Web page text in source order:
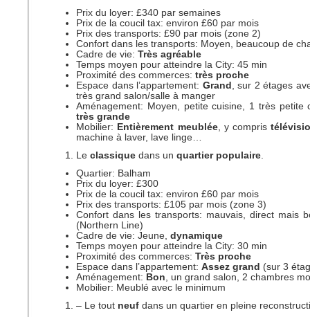
Prix du loyer: £340 par semaines
Prix de la coucil tax: environ £60 par mois
Prix des transports: £90 par mois (zone 2)
Confort dans les transports: Moyen, beaucoup de
Cadre de vie: Très agréable
Temps moyen pour atteindre la City: 45 min
Proximité des commerces: très proche
Espace dans l’appartement: Grand , sur 2 étages
très grand salon/salle à manger
Aménagement: Moyen, petite cuisine, 1 très
très grande
Mobilier: Entièrement meublée, y compris
machine à laver, lave linge…
Le classique dans un quartier populaire.
Quartier: Balham
Prix du loyer: £300
Prix de la coucil tax: environ £60 par mois
Prix des transports: £105 par mois (zone 3)
Confort dans les transports: mauvais, direct mais
(Northern Line)
Cadre de vie: Jeune, dynamique
Temps moyen pour atteindre la City: 30 min
Proximité des commerces: Très proche
Espace dans l’appartement: Assez grand (sur 3
Aménagement: Bon, un grand salon, 2 chambres
Mobilier: Meublé avec le minimum
– Le tout neuf dans un quartier en pleine